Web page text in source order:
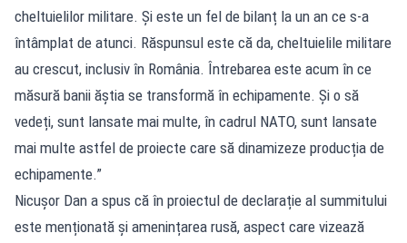
cheltuielilor militare. Și este un fel de bilanț la un an ce s-a
întâmplat de atunci. Răspunsul este că da, cheltuielile militare
au crescut, inclusiv în România. Întrebarea este acum în ce
măsură banii ăștia se transformă în echipamente. Și o să
vedeți, sunt lansate mai multe, în cadrul NATO, sunt lansate
mai multe astfel de proiecte care să dinamizeze producția de
echipamente.”
Nicușor Dan a spus că în proiectul de declarație al summitului
este menționată și amenințarea rusă, aspect care vizează